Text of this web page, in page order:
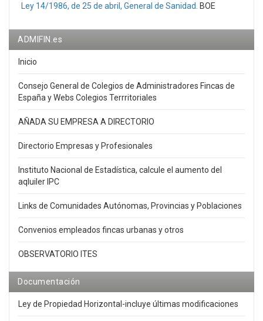
Ley 14/1986, de 25 de abril, General de Sanidad.
BOE
ADMIFIN.es
Inicio
Consejo General de Colegios de Administradores Fincas de
España y Webs Colegios Terrritoriales
AÑADA SU EMPRESA A DIRECTORIO
Directorio Empresas y Profesionales
Instituto Nacional de Estadística, calcule el aumento del
aqluiler IPC
Links de Comunidades Autónomas, Provincias y Poblaciones
Convenios empleados fincas urbanas y otros
OBSERVATORIO ITES
Documentación
Ley de Propiedad Horizontal-incluye últimas modificaciones